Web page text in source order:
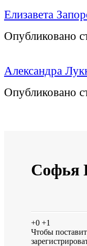
Елизавета
Опубликовано
Александра
Опубликовано
Софья
+0 +1
Чтобы